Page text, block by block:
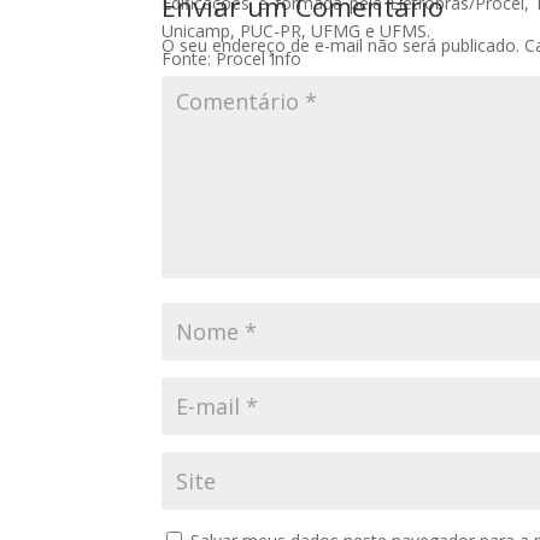
Unicamp, PUC-PR, UFMG e UFMS.
Fonte: Procel Info
O seu endereço de e-mail não será publicado.